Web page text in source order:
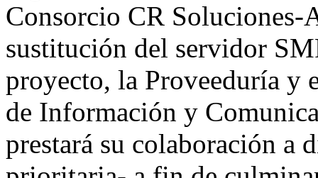
Consorcio CR Soluciones-
sustitución del servidor
proyecto, la Proveeduría y
de Información y
prestará su colaboración a